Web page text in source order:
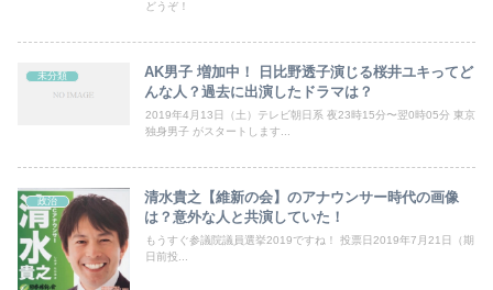
どうぞ！
未分類
AK男子 増加中！ 日比野透子演じる桜井ユキってど
んな人？過去に出演したドラマは？
2019年4月13日（土）テレビ朝日系 夜23時15分〜翌0時05分 東京
独身男子 がスタートします...
政治
清水貴之【維新の会】のアナウンサー時代の画像
は？意外な人と共演していた！
もうすぐ参議院議員選挙2019ですね！ 投票日2019年7月21日（期
日前投...